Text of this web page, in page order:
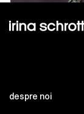
despre noi